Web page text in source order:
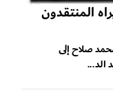
المنتقدون
صلاح إلى
الد...